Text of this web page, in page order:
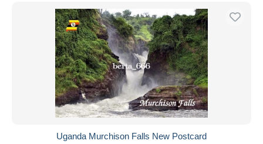
Uganda Murchison Falls New Postcard